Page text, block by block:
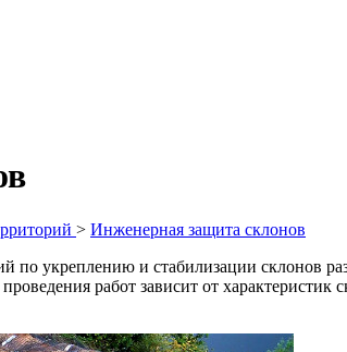
> Инженерная защита склонов
по укреплению и стабилизации склонов
работ зависит от